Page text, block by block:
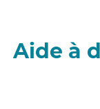
Aide à